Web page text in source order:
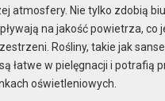
atmosfery. Nie tylko zdobią
na jakość powietrza, co
Rośliny, takie jak
łatwe w pielęgnacji i potrafią
oświetleniowych.